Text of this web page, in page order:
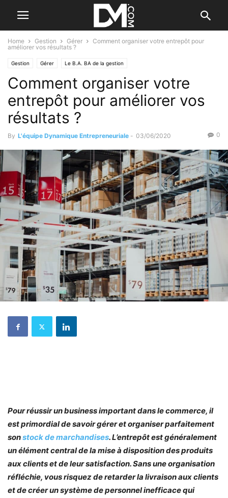
Home Gestion Gérer
Comment organiser votre entrepôt pour
améliorer vos résultats ?
Gestion Gérer Le B.A. BA de la gestion
Comment organiser votre
entrepôt pour améliorer vos
résultats ?
By L'équipe Dynamique Entrepreneuriale - 03/06/2020 0
Pour réussir un business important dans le commerce, il
est primordial de savoir gérer et organiser parfaitement
sonstock de marchandises. L’entrepôt est généralement
un élément central de la mise à disposition des produits
aux clients et de leur satisfaction. Sans une organisation
réfléchie, vous risquez de retarder la livraison aux clients
et de créer un système de personnel inefficace qui